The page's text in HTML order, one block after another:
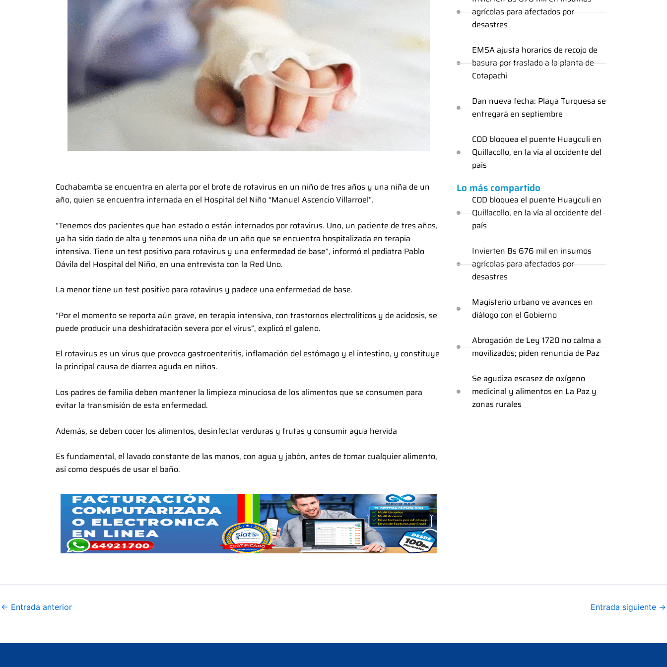
Cochabamba se encuentra en alerta por el brote de rotavirus en un niño de tres años y una niña de un
año, quien se encuentra internada en el Hospital del Niño “Manuel Ascencio Villarroel”.
“Tenemos dos pacientes que han estado o están internados por rotavirus. Uno, un paciente de tres años,
ya ha sido dado de alta y tenemos una niña de un año que se encuentra hospitalizada en terapia
intensiva. Tiene un test positivo para rotavirus y una enfermedad de base”, informó el pediatra Pablo
Dávila del Hospital del Niño, en una entrevista con la Red Uno.
La menor tiene un test positivo para rotavirus y padece una enfermedad de base.
“Por el momento se reporta aún grave, en terapia intensiva, con trastornos electrolíticos y de acidosis, se
puede producir una deshidratación severa por el virus”, explicó el galeno.
El rotavirus es un virus que provoca gastroenteritis, inflamación del estómago y el intestino, y constituye
la principal causa de diarrea aguda en niños.
Los padres de familia deben mantener la limpieza minuciosa de los alimentos que se consumen para
evitar la transmisión de esta enfermedad.
Además, se deben cocer los alimentos, desinfectar verduras y frutas y consumir agua hervida
Es fundamental, el lavado constante de las manos, con agua y jabón, antes de tomar cualquier alimento,
así como después de usar el baño.
agrícolas para afectados por
desastres
EMSA ajusta horarios de recojo de
basura por traslado a la planta de
Cotapachi
Dan nueva fecha: Playa Turquesa se
entregará en septiembre
COD bloquea el puente Huayculi en
Quillacollo, en la vía al occidente del
país
Lo más compartido
COD bloquea el puente Huayculi en
Quillacollo, en la vía al occidente del
país
Invierten Bs 676 mil en insumos
agrícolas para afectados por
desastres
Magisterio urbano ve avances en
diálogo con el Gobierno
Abrogación de Ley 1720 no calma a
movilizados; piden renuncia de Paz
Se agudiza escasez de oxígeno
medicinal y alimentos en La Paz y
zonas rurales
← Entrada anterior Entrada siguiente →